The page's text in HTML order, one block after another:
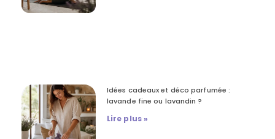
Idées cadeaux et déco parfumée :
lavande fine ou lavandin ?
Lire plus »